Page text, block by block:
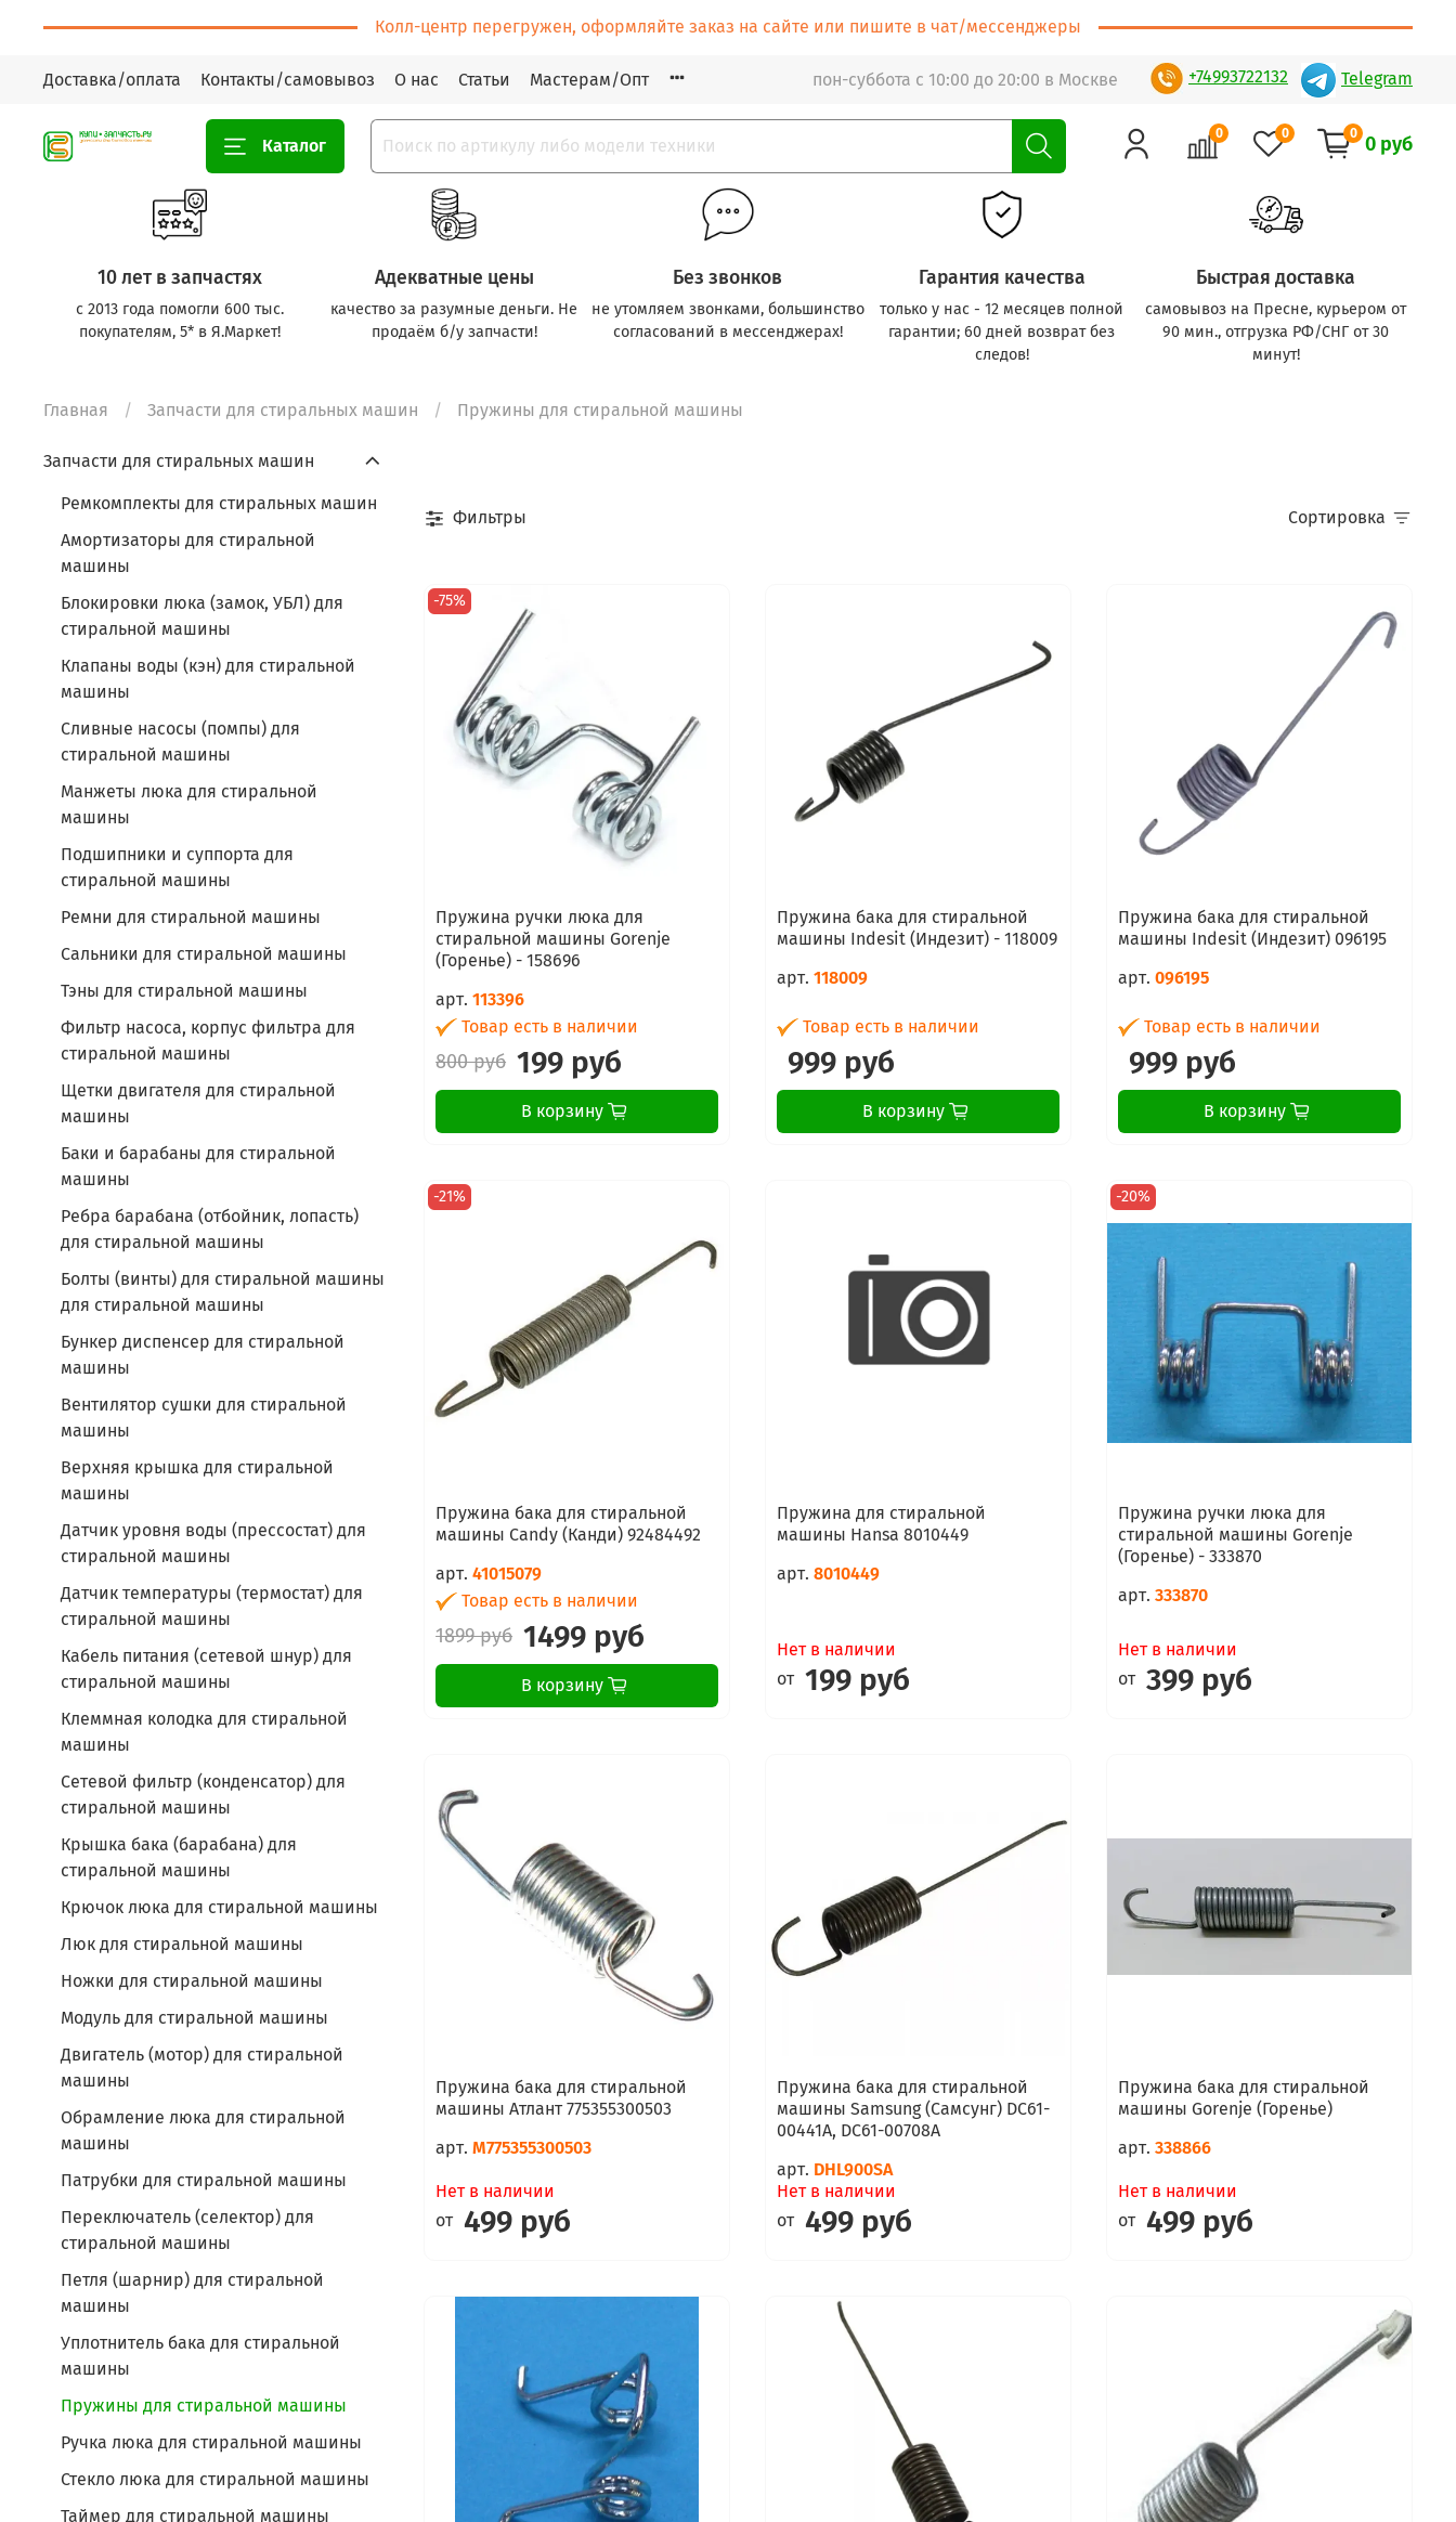
Колл-центр перегружен, оформляйте заказ на сайте или пишите в чат/мессенджеры
Доставка/оплата Контакты/самовывоз О нас Статьи Мастерам/Опт пон-суббота с 10:00 до 20:00 в Москве +74993722132 Telegram
Каталог
0 0 0 0 руб
10 лет в запчастях
с 2013 года помогли 600 тыс.
покупателям, 5* в Я.Маркет!
Адекватные цены
качество за разумные деньги. Не
продаём б/у запчасти!
Без звонков
не утомляем звонками, большинство
согласований в мессенджерах!
Гарантия качества
только у нас - 12 месяцев полной
гарантии; 60 дней возврат без
следов!
Быстрая доставка
самовывоз на Пресне, курьером от
90 мин., отгрузка РФ/СНГ от 30
минут!
Главная Запчасти для стиральных машин Пружины для стиральной машины
Фильтры Сортировка
-75%
Пружина ручки люка для
стиральной машины Gorenje
(Горенье) - 158696
арт.113396
Товар есть в наличии
800 руб 199 руб
В корзину
Пружина бака для стиральной
машины Indesit (Индезит) - 118009
арт.118009
Товар есть в наличии
999 руб
В корзину
Пружина бака для стиральной
машины Indesit (Индезит) 096195
арт.096195
Товар есть в наличии
999 руб
В корзину
-21%
Пружина бака для стиральной
машины Candy (Канди) 92484492
арт.41015079
Товар есть в наличии
1899 руб 1499 руб
В корзину
Пружина для стиральной
машины Hansa 8010449
арт.8010449
Нет в наличии
от 199 руб
-20%
Пружина ручки люка для
стиральной машины Gorenje
(Горенье) - 333870
арт.333870
Нет в наличии
от 399 руб
Пружина бака для стиральной
машины Атлант 775355300503
арт.M775355300503
Нет в наличии
от 499 руб
Пружина бака для стиральной
машины Samsung (Самсунг) DC61-
00441A, DC61-00708A
арт. DHL900SA
Нет в наличии
от 499 руб
Пружина бака для стиральной
машины Gorenje (Горенье)
арт.338866
Нет в наличии
от 499 руб
Запчасти для стиральных машин
Ремкомплекты для стиральных машин
Амортизаторы для стиральной
машины
Блокировки люка (замок, УБЛ) для
стиральной машины
Клапаны воды (кэн) для стиральной
машины
Сливные насосы (помпы) для
стиральной машины
Манжеты люка для стиральной
машины
Подшипники и суппорта для
стиральной машины
Ремни для стиральной машины
Сальники для стиральной машины
Тэны для стиральной машины
Фильтр насоса, корпус фильтра для
стиральной машины
Щетки двигателя для стиральной
машины
Баки и барабаны для стиральной
машины
Ребра барабана (отбойник, лопасть)
для стиральной машины
Болты (винты) для стиральной машины
для стиральной машины
Бункер диспенсер для стиральной
машины
Вентилятор сушки для стиральной
машины
Верхняя крышка для стиральной
машины
Датчик уровня воды (прессостат) для
стиральной машины
Датчик температуры (термостат) для
стиральной машины
Кабель питания (сетевой шнур) для
стиральной машины
Клеммная колодка для стиральной
машины
Сетевой фильтр (конденсатор) для
стиральной машины
Крышка бака (барабана) для
стиральной машины
Крючок люка для стиральной машины
Люк для стиральной машины
Ножки для стиральной машины
Модуль для стиральной машины
Двигатель (мотор) для стиральной
машины
Обрамление люка для стиральной
машины
Патрубки для стиральной машины
Переключатель (селектор) для
стиральной машины
Петля (шарнир) для стиральной
машины
Уплотнитель бака для стиральной
машины
Пружины для стиральной машины
Ручка люка для стиральной машины
Стекло люка для стиральной машины
Таймер для стиральной машины